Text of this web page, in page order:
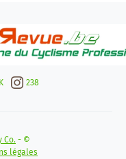
238
Co. - ©
légales